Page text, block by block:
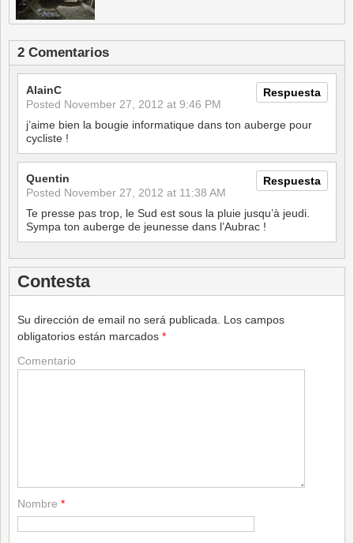
2 Comentarios
Respuesta
AlainC
Posted November 27, 2012 at 9:46 PM
j’aime bien la bougie informatique dans ton auberge pour
cycliste !
Respuesta
Quentin
Posted November 27, 2012 at 11:38 AM
Te presse pas trop, le Sud est sous la pluie jusqu’à jeudi.
Sympa ton auberge de jeunesse dans l’Aubrac !
Contesta
Su dirección de email no será publicada.
Los campos
obligatorios están marcados *
Comentario
Nombre *